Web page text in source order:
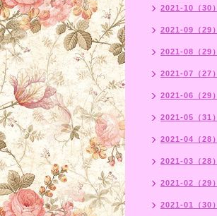
2021-10（30）
2021-09（29）
2021-08（29）
2021-07（27）
2021-06（29）
2021-05（31）
2021-04（28）
2021-03（28）
2021-02（29）
2021-01（30）